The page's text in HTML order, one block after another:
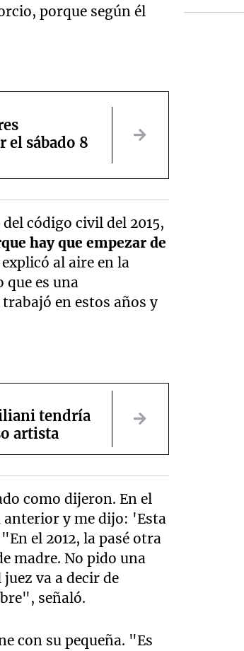
porque según él
el sábado 8
código civil del 2015,
hay que empezar de
al aire en la
que es una
en estos años y
tendría
artista
como dijeron. En el
anterior y me dijo: 'Esta
el 2012, la pasé otra
madre. No pido una
va a decir de
señaló.
con su pequeña. "Es